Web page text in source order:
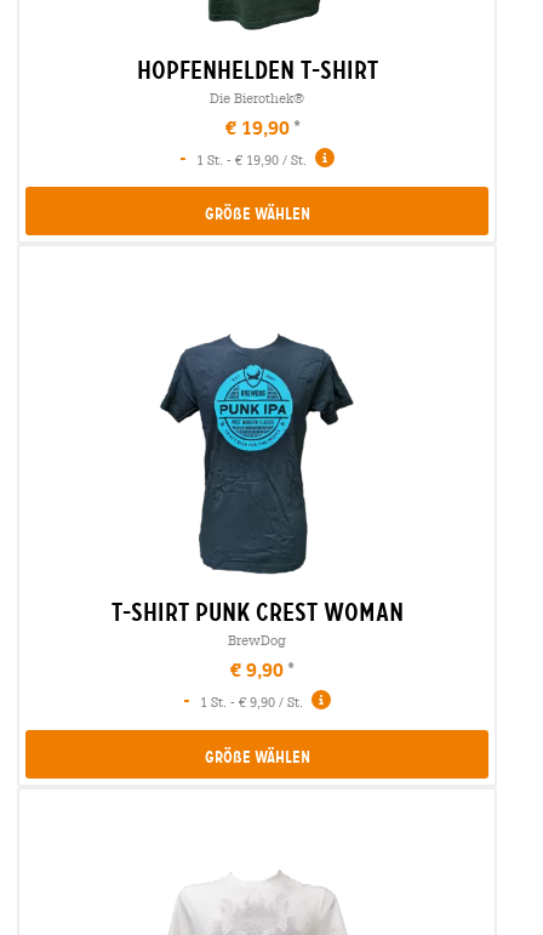
hopfenhelden t-shirt
Die Bierothek®
€ 19,90
-
1 St. - € 19,90 / St.
Größe Wählen
t-shirt punk crest woman
BrewDog
€ 9,90
-
1 St. - € 9,90 / St.
Größe Wählen